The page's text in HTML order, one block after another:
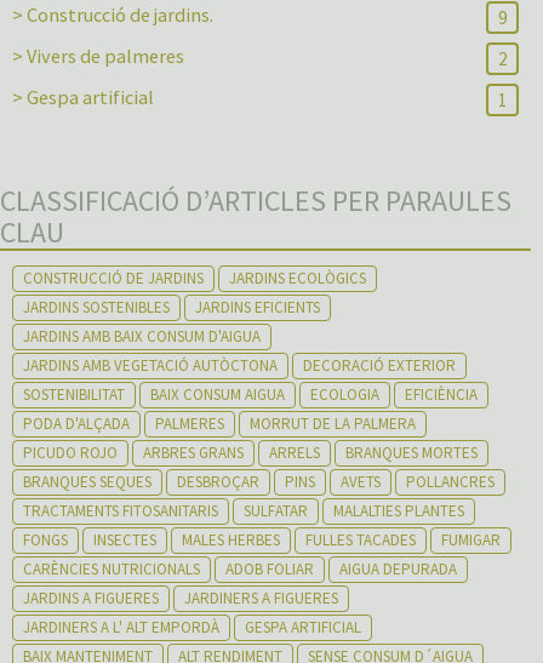
> Construcció de jardins. 9
> Vivers de palmeres 2
> Gespa artificial 1
CLASSIFICACIÓ D’ARTICLES PER PARAULES
CLAU
CONSTRUCCIÓ DE JARDINS
JARDINS ECOLÒGICS
JARDINS SOSTENIBLES
JARDINS EFICIENTS
JARDINS AMB BAIX CONSUM D'AIGUA
JARDINS AMB VEGETACIÓ AUTÒCTONA
DECORACIÓ EXTERIOR
SOSTENIBILITAT
BAIX CONSUM AIGUA ECOLOGIA
EFICIÈNCIA
PODA D'ALÇADA
PALMERES
MORRUT DE LA PALMERA
PICUDO ROJO
ARBRES GRANS ARRELS
BRANQUES MORTES
BRANQUES SEQUES
DESBROÇAR PINS AVETS
POLLANCRES
TRACTAMENTS FITOSANITARIS
SULFATAR
MALALTIES PLANTES
FONGS
INSECTES MALES HERBES FULLES TACADES
FUMIGAR
CARÈNCIES NUTRICIONALS
ADOB FOLIAR
AIGUA DEPURADA
JARDINS A FIGUERES
JARDINERS A FIGUERES
JARDINERS A L' ALT EMPORDÀ
GESPA ARTIFICIAL
BAIX MANTENIMENT
ALT RENDIMENT SENSE CONSUM D´AIGUA